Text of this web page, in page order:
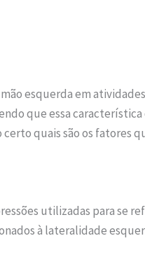
esquerda em
que essa
quais são os fatores
utilizadas para se
à lateralidade